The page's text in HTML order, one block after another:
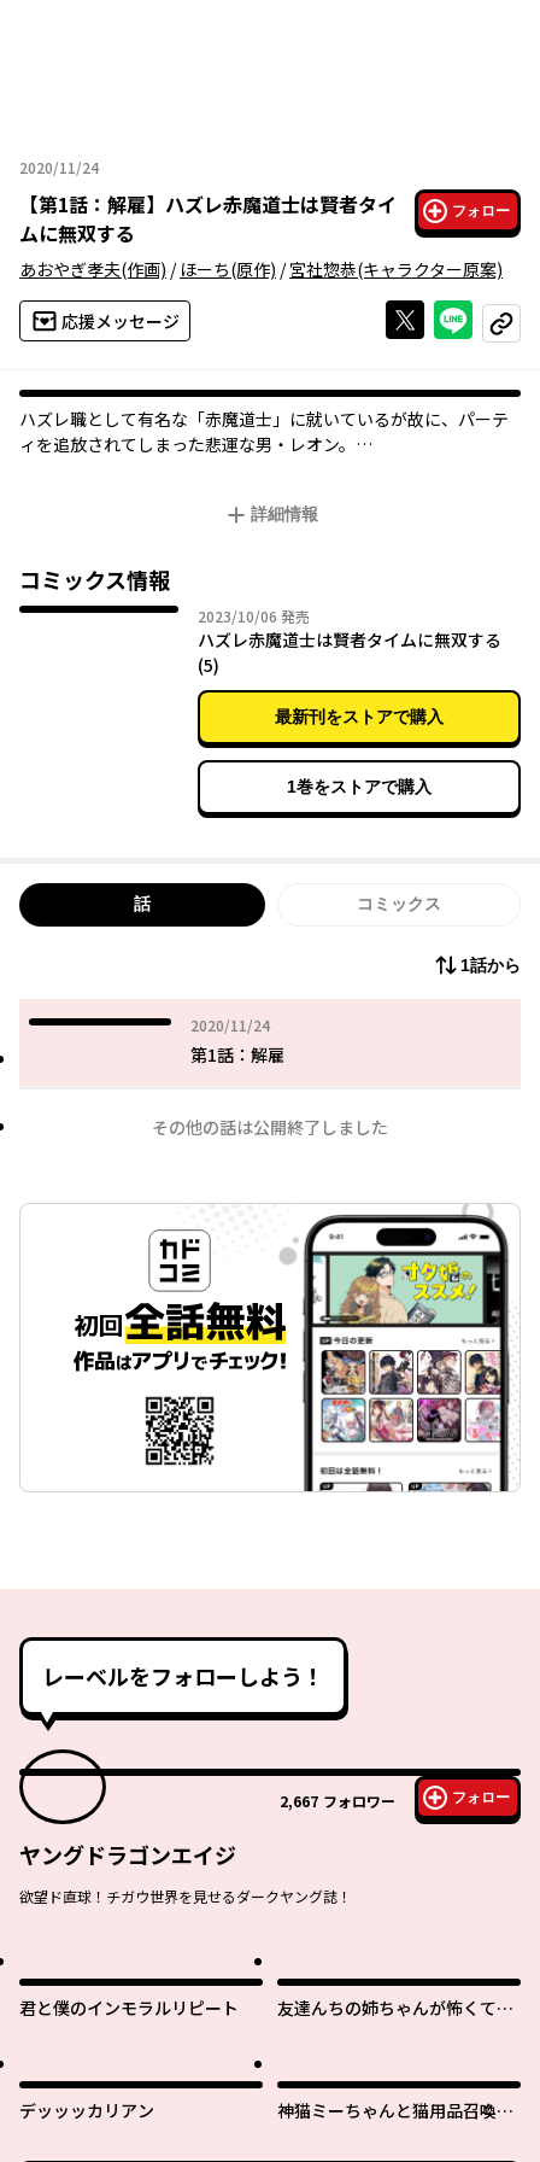
2020/11/24
2020年11月24日
【第1話：解雇】 ハズレ赤魔道士は賢者タイ
ムに無双する
フォロー
あおやぎ孝夫(作画) / ほーち(原作) /宮社惣恭(キャラクター原案)
応援メッセージ Xで投稿する
ライン
コピー
ハズレ職として有名な「赤魔道士」に就いているが故に、パーテ
ィを追放されてしまった悲運な男・レオン。
しかし、そんな彼には未知のクラス候補「賢者」が存在してい
追放された男の覚醒のカギは…◯◯◯!?
燃え滾るリビドーでドン底から這い上がれ!!
詳細情報
コミックス情報
2023/10/06 2023年10月06日
発売
ハズレ赤魔道士は賢者タイムに無双する
(5)
最新刊をストアで購入
1巻をストアで購入
話 コミックス
1話から
2020/11/24
2020年11月24日
第1話：解雇
その他の話は公開終了しました
レーベルをフォローしよう！
2,667 フォロワー フォロー
ヤングドラゴンエイジ
欲望ド直球！チガウ世界を見せるダークヤング誌！
君と僕のインモラルリピート
友達んちの姉ちゃんが怖くてい
デッッッカリアン
神猫ミーちゃんと猫用品召喚師